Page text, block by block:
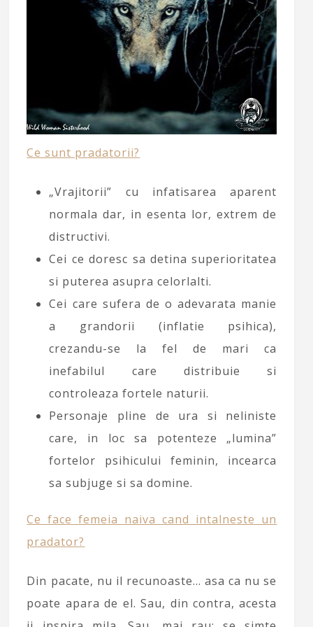
Ce sunt pradatorii?
„Vrajitorii” cu infatisarea aparent
normala dar, in esenta lor, extrem de
distructivi.
Cei ce doresc sa detina superioritatea
si puterea asupra celorlalti.
Cei care sufera de o adevarata manie
a grandorii (inflatie psihica),
crezandu-se la fel de mari ca
inefabilul care distribuie si
controleaza fortele naturii.
Personaje pline de ura si neliniste
care, in loc sa potenteze „lumina”
fortelor psihicului feminin, incearca
sa subjuge si sa domine.
Ce face femeia naiva cand intalneste un
pradator?
Din pacate, nu il recunoaste… asa ca nu se
poate apara de el. Sau, din contra, acesta